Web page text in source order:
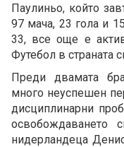
Паулиньо, който
97 мача, 23 гола и
33, все още е
Футебол в страната
Преди двамата
много неуспешен
дисциплинарни
освобождаването
нидерландеца